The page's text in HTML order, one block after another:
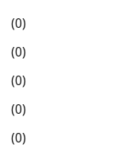
(0)
(0)
(0)
(0)
(0)